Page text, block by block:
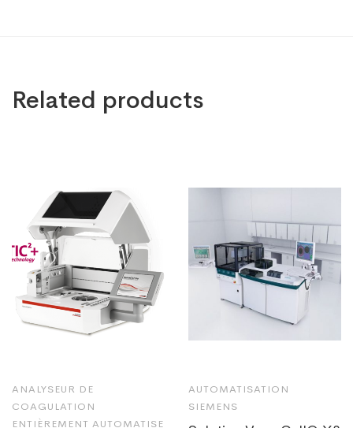
Related products
ANALYSEUR DE
COAGULATION
ENTIÈREMENT AUTOMATISE
AUTOMATISATION
SIEMENS